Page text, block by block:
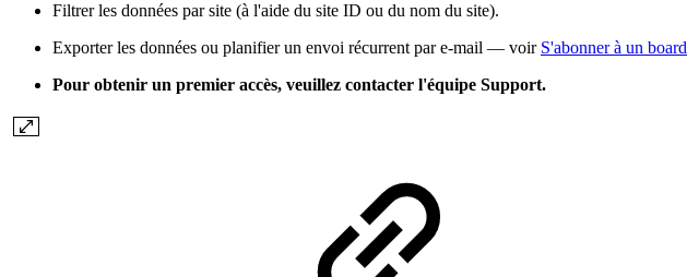
Filtrer les données par site (à l'aide du site ID ou du nom du site).
Exporter les données ou planifier un envoi récurrent par e-mail — voir S'abonner à un board
Pour obtenir un premier accès, veuillez contacter l'équipe Support.